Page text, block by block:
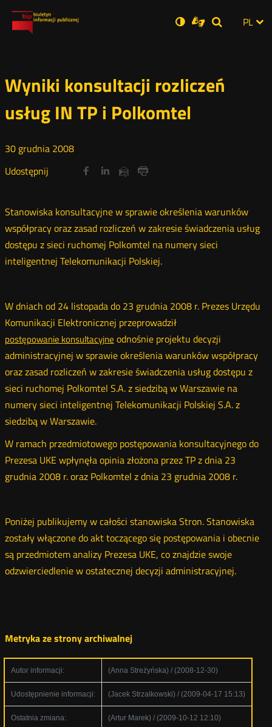
Ustawienia
Wersja
zwykła
Dla
niesłyszących
Otwórz Otwórz
Otwórz
Social PL
Wyniki konsultacji rozliczeń
usług IN TP i Polkomtel
30 grudnia 2008
Udostępnij
Udostępnij
Otwórz Udostępnij
na
OtwórzUdostępnij
na
OtwórzUdostępnij
przez
Stanowiska konsultacyjne w sprawie określenia warunków
współpracy oraz zasad rozliczeń w zakresie świadczenia usług
dostępu z sieci ruchomej Polkomtel na numery sieci
inteligentnej Telekomunikacji Polskiej.
W dniach od 24 listopada do 23 grudnia 2008 r. Prezes Urzędu
Komunikacji Elektronicznej przeprowadził
postępowanie konsultacyjne odnośnie projektu decyzji
administracyjnej w sprawie określenia warunków współpracy
oraz zasad rozliczeń w zakresie świadczenia usług dostępu z
sieci ruchomej Polkomtel S.A. z siedzibą w Warszawie na
numery sieci inteligentnej Telekomunikacji Polskiej S.A. z
siedzibą w Warszawie.
W ramach przedmiotowego postępowania konsultacyjnego do
Prezesa UKE wpłynęła opinia złożona przez TP z dnia 23
grudnia 2008 r. oraz Polkomtel z dnia 23 grudnia 2008 r.
Poniżej publikujemy w całości stanowiska Stron. Stanowiska
zostały włączone do akt toczącego się postępowania i obecnie
są przedmiotem analizy Prezesa UKE, co znajdzie swoje
odzwierciedlenie w ostatecznej decyzji administracyjnej.
Metryka ze strony archiwalnej
Autor informacji: (Anna Streżyńska) / (2008-12-30)
Udostępnienie informacji: (Jacek Strzalkowski) / (2009-04-17 15:13)
Ostatnia zmiana: (Artur Marek) / (2009-10-12 12:10)